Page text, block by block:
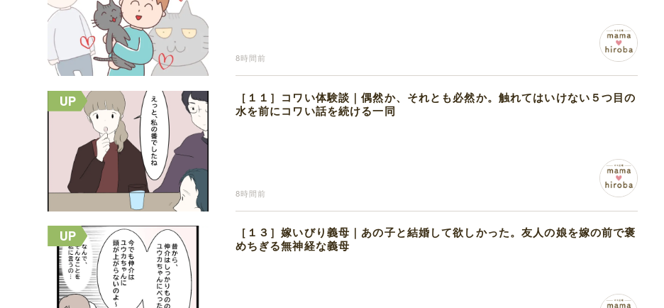
8時間前
［１１］コワい体験談｜偶然か、それとも必然か。触れてはいけない５つ目の
水を前にコワい話を続ける一同
8時間前
［１３］嫁いびり義母｜あの子と結婚して欲しかった。友人の娘を嫁の前で褒
めちぎる無神経な義母